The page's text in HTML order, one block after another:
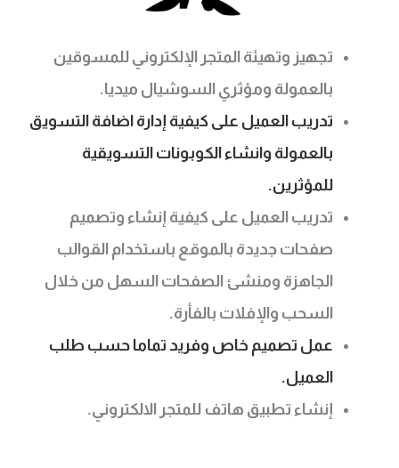
تجهيز وتهيئة المتجر الإلكتروني للمسوقين
بالعمولة ومؤثري السوشيال ميديا.
تدريب العميل على كيفية إدارة اضافة التسويق
بالعمولة وانشاء الكوبونات التسويقية
للمؤثرين.
تدريب العميل على كيفية إنشاء وتصميم
صفحات جديدة بالموقع باستخدام القوالب
الجاهزة ومنشئ الصفحات السهل من خلال
السحب والإفلات بالفأرة.
عمل تصميم خاص وفريد تماما حسب طلب
العميل.
إنشاء تطبيق هاتف للمتجر الالكتروني.